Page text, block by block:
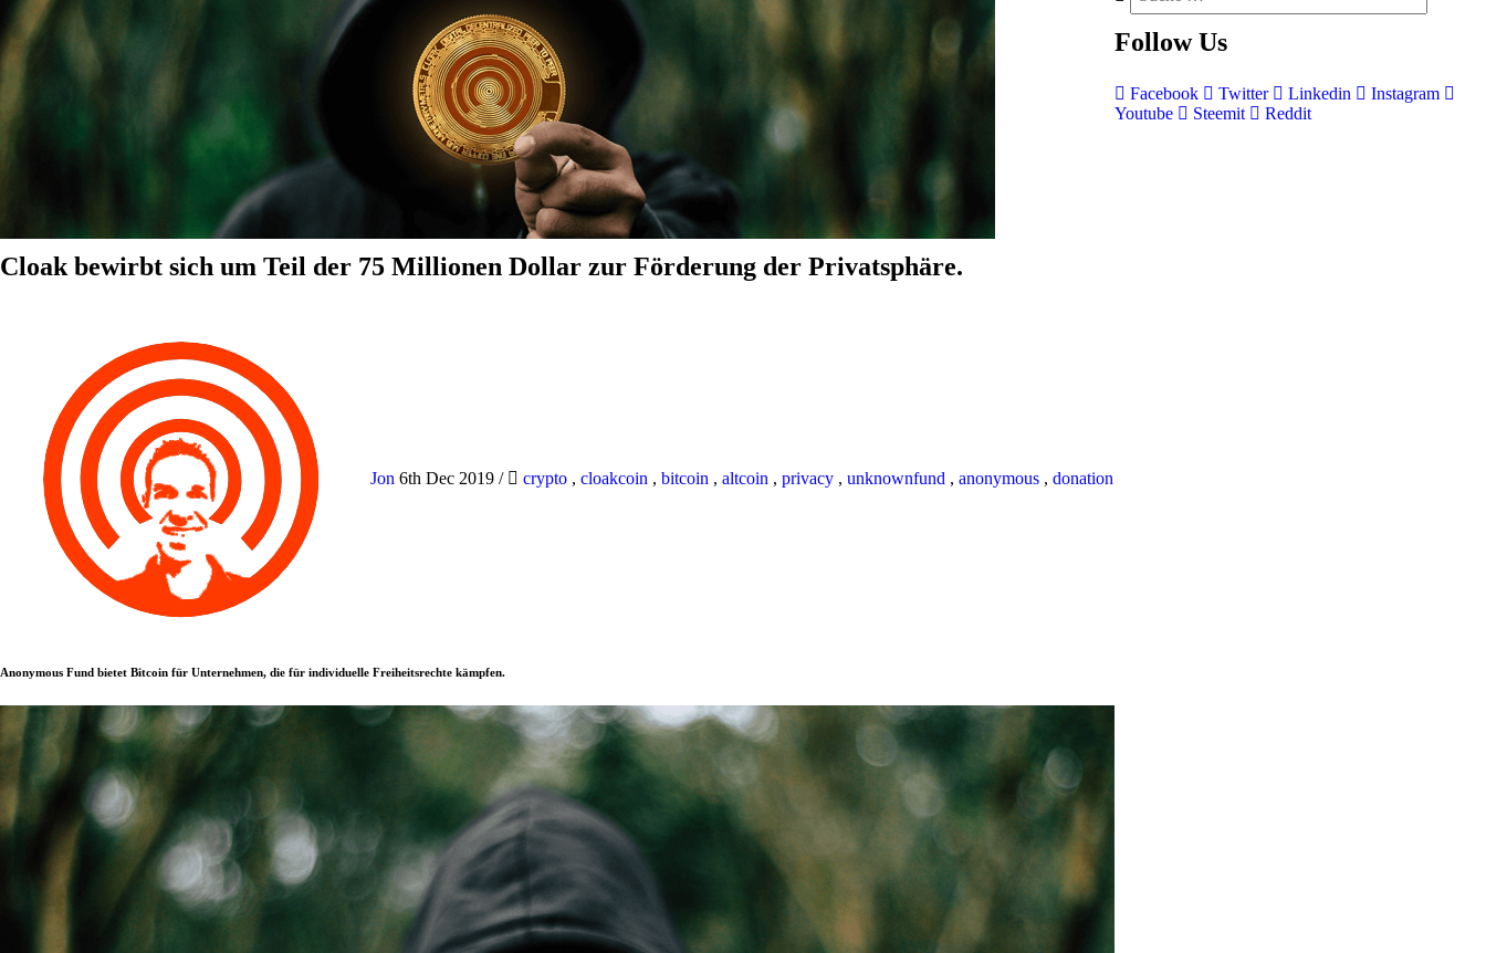
Cloak bewirbt sich um Teil der 75 Millionen Dollar zur Förderung der Privatsphäre.
Jon 6th Dec 2019 / crypto , cloakcoin , bitcoin , altcoin , privacy , unknownfund , anonymous , donation
Anonymous Fund bietet Bitcoin für Unternehmen, die für individuelle Freiheitsrechte kämpfen.
Follow Us
Facebook Twitter Linkedin
Instagram
Youtube
Steemit Reddit